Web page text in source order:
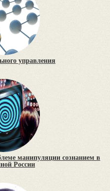
управления
манипуляции сознанием в
России